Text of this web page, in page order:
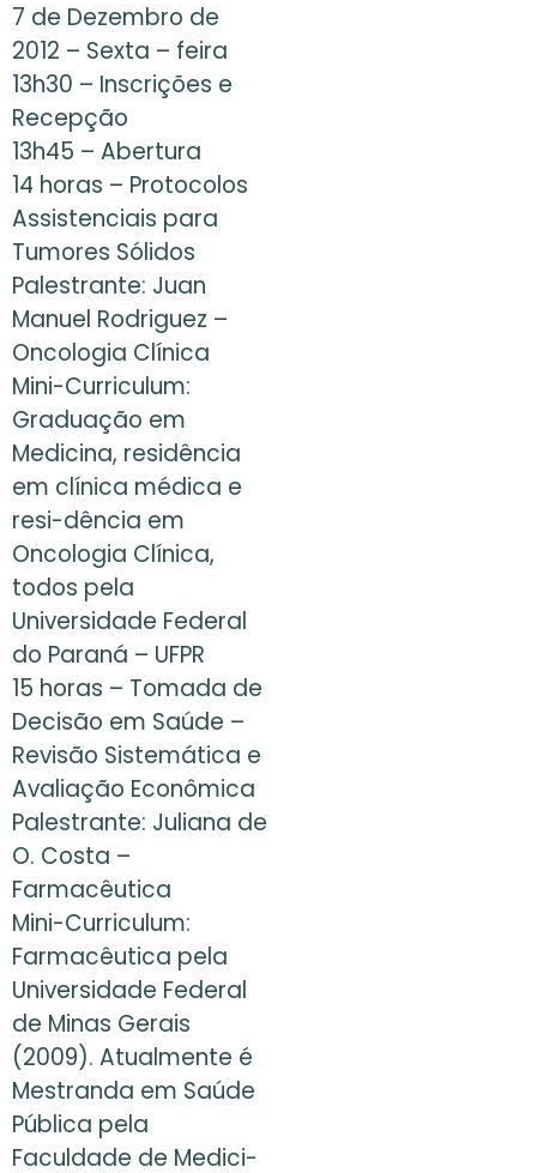
7 de Dezembro de
2012 – Sexta – feira
13h30 – Inscrições e
Recepção
13h45 – Abertura
14 horas – Protocolos
Assistenciais para
Tumores Sólidos
Palestrante: Juan
Manuel Rodriguez –
Oncologia Clínica
Mini-Curriculum:
Graduação em
Medicina, residência
em clínica médica e
resi-dência em
Oncologia Clínica,
todos pela
Universidade Federal
do Paraná – UFPR
15 horas – Tomada de
Decisão em Saúde –
Revisão Sistemática e
Avaliação Econômica
Palestrante: Juliana de
O. Costa –
Farmacêutica
Mini-Curriculum:
Farmacêutica pela
Universidade Federal
de Minas Gerais
(2009). Atualmente é
Mestranda em Saúde
Pública pela
Faculdade de Medici-